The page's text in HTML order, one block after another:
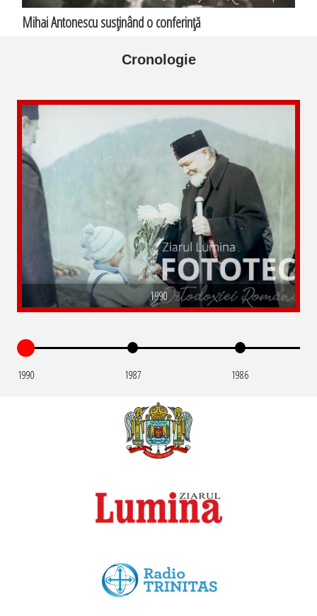
Mihai Antonescu susţinând o conferinţă
Cronologie
1990
1990 1987 1986